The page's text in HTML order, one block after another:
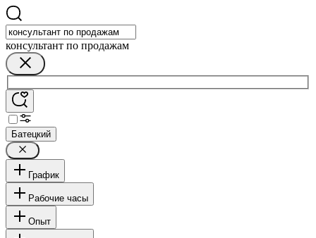
консультант по продажам
Батецкий
График
Рабочие часы
Опыт